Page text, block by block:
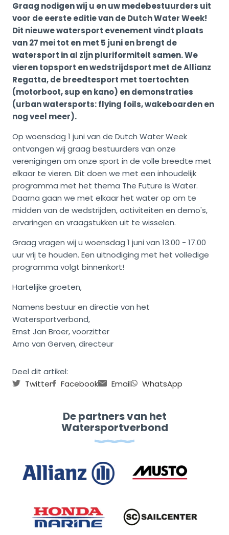
Graag nodigen wij u en uw medebestuurders uit
voor de eerste editie van de Dutch Water Week!
Dit nieuwe watersport evenement vindt plaats
van 27 mei tot en met 5 juni en brengt de
watersport in al zijn pluriformiteit samen. We
vieren topsport en wedstrijdsport met de Allianz
Regatta, de breedtesport met toertochten
(motorboot, sup en kano) en demonstraties
(urban watersports: flying foils, wakeboarden en
nog veel meer).
Op woensdag 1 juni van de Dutch Water Week
ontvangen wij graag bestuurders van onze
verenigingen om onze sport in de volle breedte met
elkaar te vieren. Dit doen we met een inhoudelijk
programma met het thema The Future is Water.
Daarna gaan we met elkaar het water op om te
midden van de wedstrijden, activiteiten en demo's,
ervaringen en vraagstukken uit te wisselen.
Graag vragen wij u woensdag 1 juni van 13.00 - 17.00
uur vrij te houden. Een uitnodiging met het volledige
programma volgt binnenkort!
Hartelijke groeten,
Namens bestuur en directie van het
Watersportverbond,
Ernst Jan Broer, voorzitter
Arno van Gerven, directeur
Deel dit artikel:
Twitter
Facebook Email WhatsApp
De partners van het
Watersportverbond